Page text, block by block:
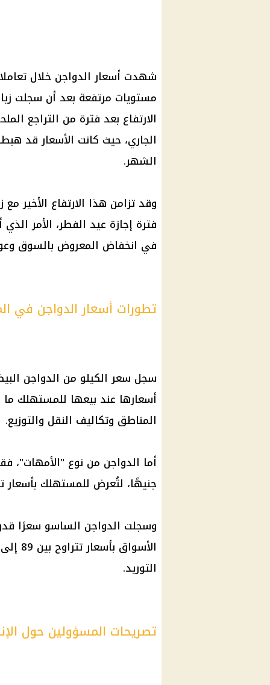
شهدت أسعار الدواجن
مستويات مرتفعة بعد أن سجلت
الارتفاع بعد فترة من التراجع
الجاري، حيث كانت الأسعار
الشهر.
وقد تزامن هذا الارتفاع الأخير
فترة إجازة عيد الفطر، الأمر
في انخفاض المعروض بالسوق
تطورات أسعار الدواجن في
سجل سعر الكيلو من الدواجن
المناطق وتكاليف النقل والتوزيع.
أما الدواجن
جنيهًا، لتُعرض للمستهلك بأسعار تتراوح بين 75 إلى
وسجلت الدواجن
التوريد.
تصريحات المسؤولين حول